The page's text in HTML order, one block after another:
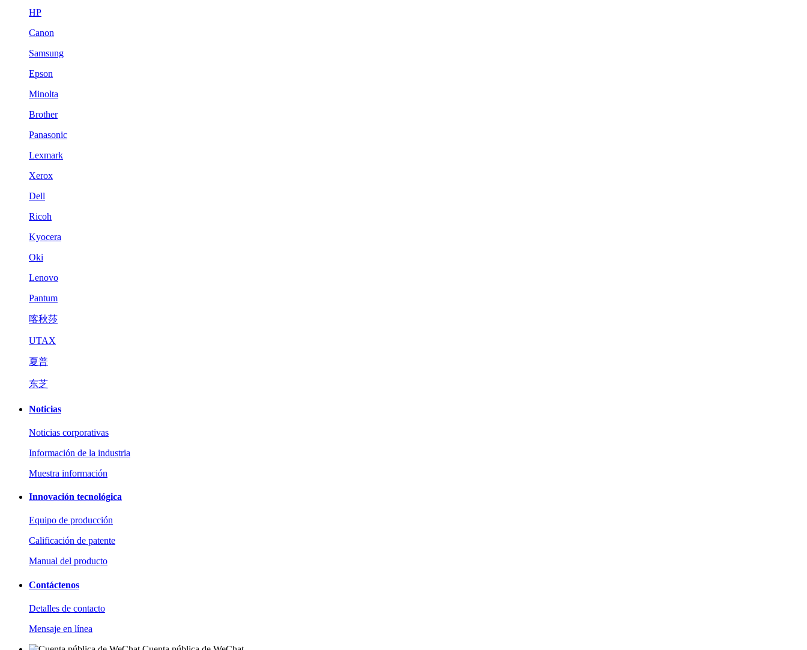
HP
Canon
Samsung
Epson
Minolta
Brother
Panasonic
Lexmark
Xerox
Dell
Ricoh
Kyocera
Oki
Lenovo
Pantum
喀秋莎
UTAX
夏普
东芝
Noticias
Noticias corporativas
Información de la industria
Muestra información
Innovación tecnológica
Equipo de producción
Calificación de patente
Manual del producto
Contáctenos
Detalles de contacto
Mensaje en línea